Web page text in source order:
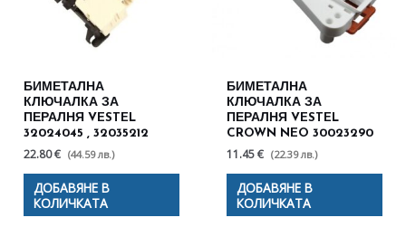
БИМЕТАЛНА
КЛЮЧАЛКА ЗА
ПЕРАЛНЯ VESTEL
32024045 , 32035212
22.80 € (44.59 лв.)
ДОБАВЯНЕ В
КОЛИЧКАТА
БИМЕТАЛНА
КЛЮЧАЛКА ЗА
ПЕРАЛНЯ VESTEL
CROWN NEO 30023290
11.45 € (22.39 лв.)
ДОБАВЯНЕ В
КОЛИЧКАТА